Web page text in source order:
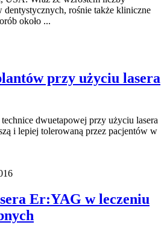
dentystycznych, rośnie także kliniczne
około ...
przy użyciu lasera
dwuetapowej przy użyciu lasera
i lepiej tolerowaną przez pacjentów w
Er:YAG w leczeniu